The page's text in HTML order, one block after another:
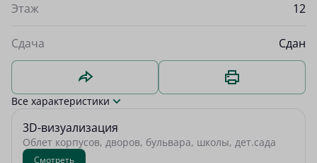
Этаж 12
Сдача Сдан
Все характеристики
3D-визуализация
Облет корпусов, дворов, бульвара, школы, дет.сада
Смотреть